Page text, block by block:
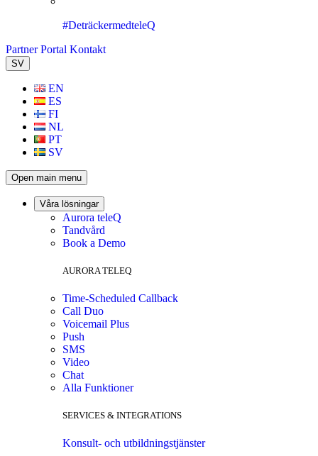
#DeträckermedteleQ
Partner Portal Kontakt
SV
EN
ES
FI
NL
PT
SV
Open main menu
Våra lösningar
Aurora teleQ
Tandvård
Book a Demo
AURORA TELEQ
Time-Scheduled Callback
Call Duo
Voicemail Plus
Push
SMS
Video
Chat
Alla Funktioner
SERVICES & INTEGRATIONS
Konsult- och utbildningstjänster